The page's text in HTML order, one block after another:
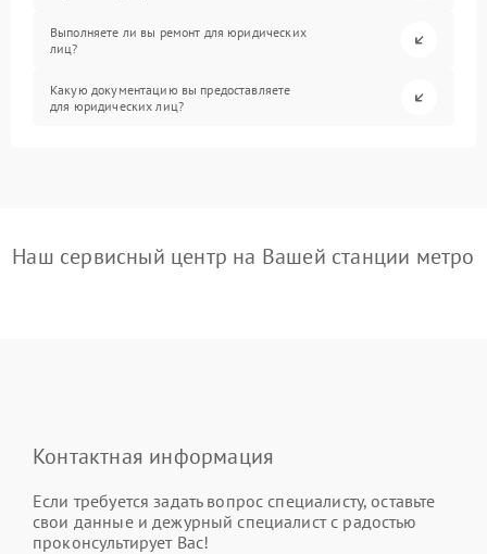
Выполняете ли вы ремонт для юридических
лиц?
Какую документацию вы предоставляете
для юридических лиц?
Наш сервисный центр на Вашей станции метро
Контактная информация
Если требуется задать вопрос специалисту, оставьте
свои данные и дежурный специалист с радостью
проконсультирует Вас!